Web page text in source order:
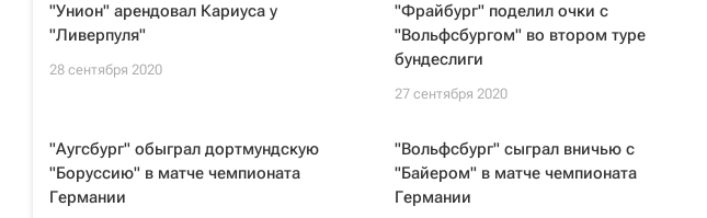
"Унион" арендовал Кариуса у
"Ливерпуля"
28 сентября 2020
"Фрайбург" поделил очки с
"Вольфсбургом" во втором туре
бундеслиги
27 сентября 2020
"Аугсбург" обыграл дортмундскую
"Боруссию" в матче чемпионата
Германии
"Вольфсбург" сыграл вничью с
"Байером" в матче чемпионата
Германии